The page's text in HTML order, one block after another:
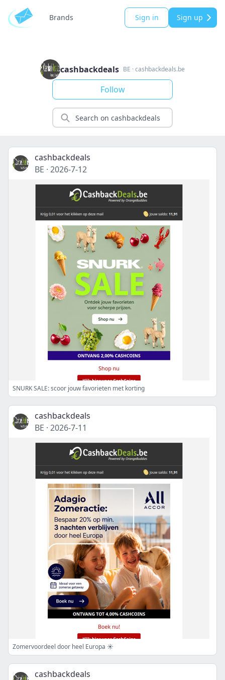
Brands Sign in Sign up
cashbackdeals BE ·cashbackdeals.be
Follow
cashbackdeals
BE · 2026-7-12
SNURK SALE: scoor jouw favorieten met korting
cashbackdeals
BE · 2026-7-11
Zomervoordeel door heel Europa ☀️
cashbackdeals